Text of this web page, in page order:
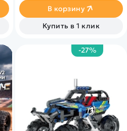
Защита лопастей, корпус из
прочного ABS-пластика.
В корзину
Купить в 1 клик
-27%